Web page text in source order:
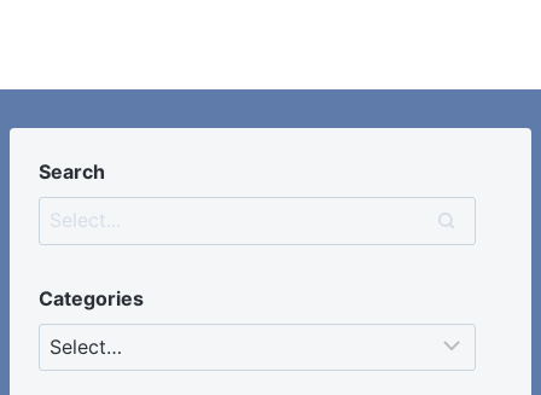
Search
Categories